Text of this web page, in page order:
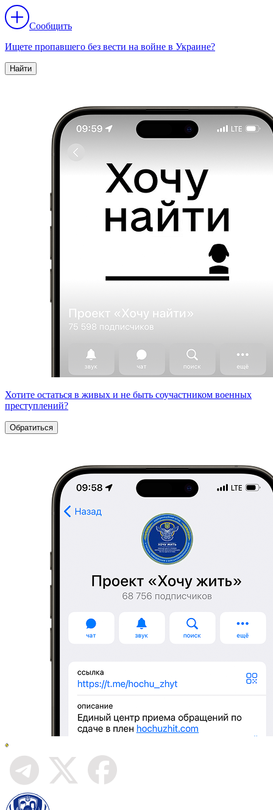
Сообщить
Ищете пропавшего без вести на войне в Украине?
Найти
Хотите остаться в живых и не быть соучастником военных
преступлений?
Обратиться